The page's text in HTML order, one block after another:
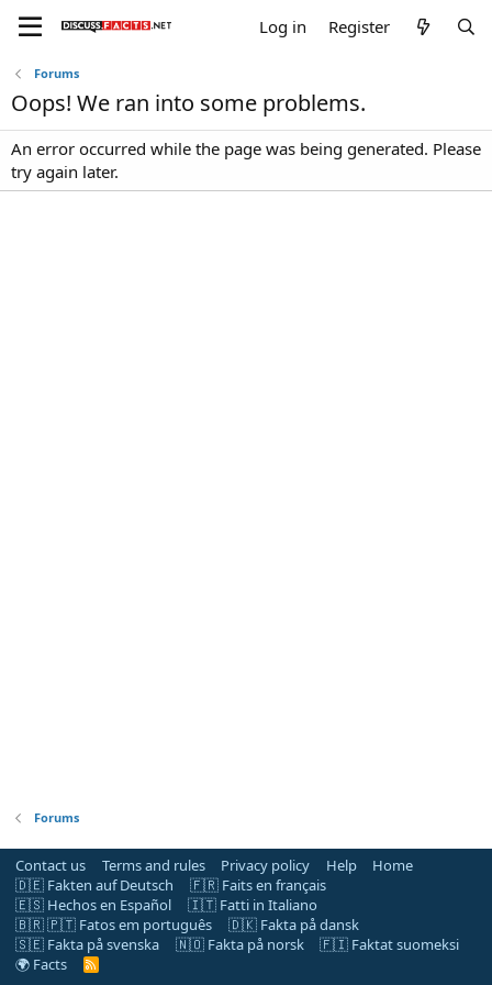
Log in Register
Forums
Oops! We ran into some problems.
An error occurred while the page was being generated. Please
try again later.
Forums
Contact us Terms and rules Privacy policy Help
Home
🇩🇪 Fakten auf Deutsch
🇫🇷 Faits en français
🇪🇸 Hechos en Español
🇮🇹 Fatti in Italiano
🇧🇷 🇵🇹 Fatos em português
🇩🇰 Fakta på dansk
🇸🇪 Fakta på svenska
🇳🇴 Fakta på norsk
🇫🇮 Faktat suomeksi
🌍 Facts
R